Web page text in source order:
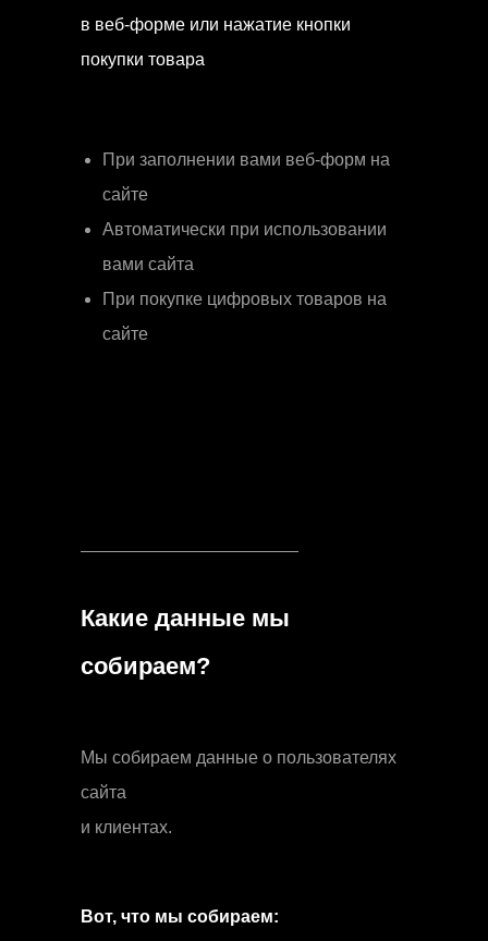
в веб-форме или нажатие кнопки
покупки товара
При заполнении вами веб-форм на
сайте
Автоматически при использовании
вами сайта
При покупке цифровых товаров на
сайте
Вот, что мы собираем:
Какие данные мы
собираем?
Мы собираем данные о пользователях
сайта
и клиентах.